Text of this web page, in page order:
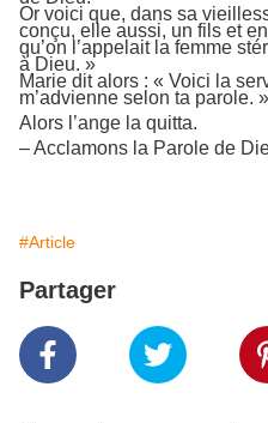
Or voici que, dans sa
conçu, elle aussi, un fils et
qu’on l’appelait la femme
à Dieu. »
Marie dit alors : « Voici la
m’advienne selon ta parole. »
Alors l’ange la quitta.
– Acclamons la Parole de
#Article
Partager